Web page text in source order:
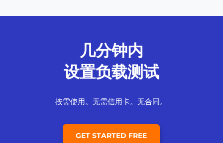
几分钟内
设置负载测试
按需使用。无需信用卡。无合同。
GET STARTED FREE